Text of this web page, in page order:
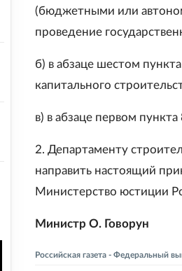
(бюджетными или
проведение
б) в абзаце шестом
капитального
в) в абзаце первом
2. Департаменту
направить настоящий
Министерство юстиции
Министр О. Говорун
Российская газета - Федеральный